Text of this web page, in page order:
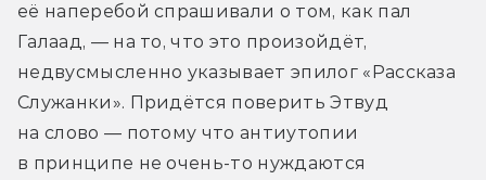
её наперебой спрашивали о том, как пал
Галаад, — на то, что это произойдёт,
недвусмысленно указывает эпилог «Рассказа
Служанки». Придётся поверить Этвуд
на слово — потому что антиутопии
в принципе не очень-то нуждаются